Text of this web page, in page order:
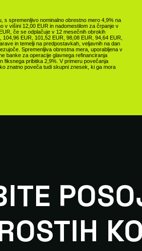
s spremenljivo nominalno obrestno mero 4,9% na
v višini 12,00 EUR in nadomestilom za črpanje v
če se odplačuje v 12 mesečnih obrokih
EUR, 101,52 EUR, 98,08 EUR, 94,64 EUR,
in temelji na predpostavkah, veljavnih na dan
Spremenljiva obrestna mera, uporabljena v
banke za operacije glavnega refinanciranja
fiksnega pribitka 2,9%. V primeru povečanja
znatno poveča tudi skupni znesek, ki ga mora